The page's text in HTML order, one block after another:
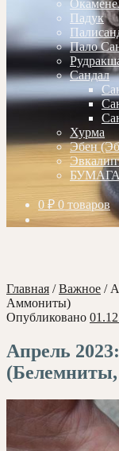
Падук
Пало
Сандал
Хурма
Эбен
БУМАГА
0 ₽ 0 товаров
Главная /Важное /
Аммониты)
Опубликовано
Апрель